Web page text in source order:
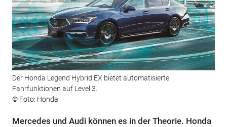
Der Honda Legend Hybrid EX bietet automatisierte
Fahrfunktionen auf Level 3.
© Foto: Honda
Mercedes und Audi können es in der Theorie. Honda